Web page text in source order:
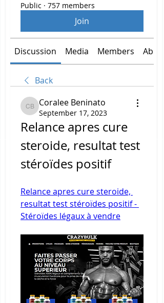
Public · 757 members
Join
Discussion Media Members About
Back
Coralee Beninato
Coralee Beninato
September 17, 2023
Relance apres cure
steroide, resultat test
stéroïdes positif
Relance apres cure steroide,
resultat test stéroïdes positif -
Stéroïdes légaux à vendre